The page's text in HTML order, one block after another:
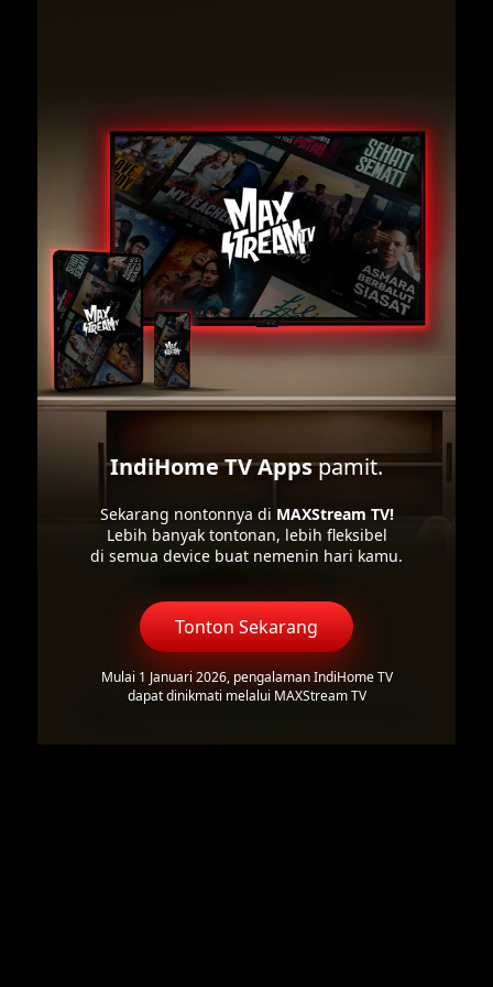
IndiHome TV Appspamit.
Sekarang nontonnya di MAXStream TV!
Lebih banyak tontonan, lebih fleksibel
di semua device buat nemenin hari kamu.
Tonton Sekarang
Mulai 1 Januari 2026, pengalaman IndiHome TV
dapat dinikmati melalui MAXStream TV